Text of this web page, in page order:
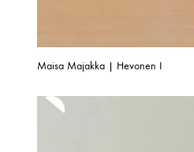
Maisa Majakka | Hevonen I